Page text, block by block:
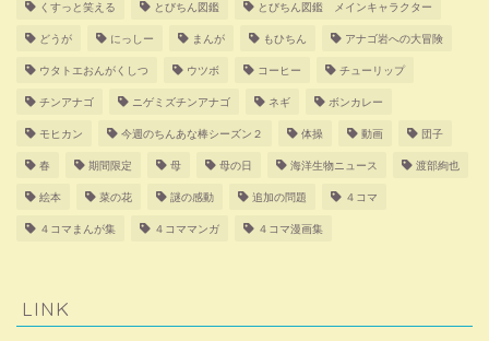
くすっと笑える とびちん図鑑 とびちん図鑑 メインキャラクター
どうが にっしー まんが もひちん アナゴ岩への大冒険
ウタトエおんがくしつ ウツボ コーヒー チューリップ
チンアナゴ ニゲミズチンアナゴ ネギ ボンカレー
モヒカン 今週のちんあな棒シーズン２ 体操 動画 団子
春 期間限定 母 母の日 海洋生物ニュース 渡部絢也
絵本 菜の花 謎の感動 追加の問題 ４コマ
４コマまんが集 ４コママンガ ４コマ漫画集
LINK